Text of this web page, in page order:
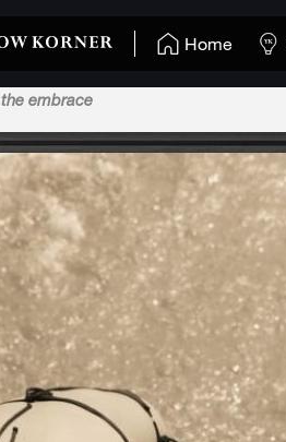
Home
the embrace